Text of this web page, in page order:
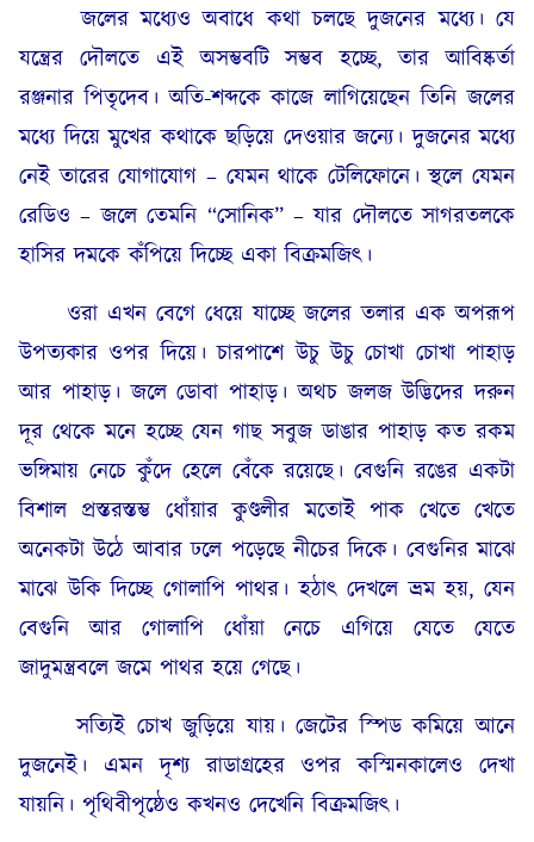
জলের মধ্যেও অবাধে কথা চলছে দুজনের মধ্যে। যে
যন্ত্রের দৌলতে এই অসম্ভবটি সম্ভব হচ্ছে, তার আবিষ্কর্তা
রঞ্জনার পিতৃদেব। অতি-শব্দকে কাজে লাগিয়েছেন তিনি জলের
মধ্যে দিয়ে মুখের কথাকে ছড়িয়ে দেওয়ার জন্যে। দুজনের মধ্যে
নেই তারের যোগাযোগ – যেমন থাকে টেলিফোনে। স্থলে যেমন
রেডিও – জলে তেমনি “সোনিক” – যার দৌলতে সাগরতলকে
হাসির দমকে কঁপিয়ে দিচ্ছে একা বিক্ৰমজিৎ।
ওরা এখন বেগে ধেয়ে যাচ্ছে জলের তলার এক অপরূপ
উপত্যকার ওপর দিয়ে। চারপাশে উচু উচু চোখা চোখা পাহাড়
আর পাহাড়। জলে ডোবা পাহাড়। অথচ জলজ উদ্ভিদের দরুন
দূর থেকে মনে হচ্ছে যেন গাছ সবুজ ডাঙার পাহাড় কত রকম
ভঙ্গিমায় নেচে কুঁদে হেলে বেঁকে রয়েছে। বেগুনি রঙের একটা
বিশাল প্রস্তরস্তম্ভ ধোঁয়ার কুণ্ডলীর মতোই পাক খেতে খেতে
অনেকটা উঠে আবার ঢলে পড়েছে নীচের দিকে। বেগুনির মাঝে
মাঝে উকি দিচ্ছে গোলাপি পাথর। হঠাৎ দেখলে ভ্ৰম হয়, যেন
বেগুনি আর গোলাপি ধোঁয়া নেচে এগিয়ে যেতে যেতে
জাদুমন্ত্রবলে জমে পাথর হয়ে গেছে।
সত্যিই চোখ জুড়িয়ে যায়। জেটের স্পিড কমিয়ে আনে
দুজনেই। এমন দৃশ্য রাডাগ্রহের ওপর কস্মিনকালেও দেখা
যায়নি। পৃথিবীপৃষ্ঠেও কখনও দেখেনি বিক্ৰমজিৎ।